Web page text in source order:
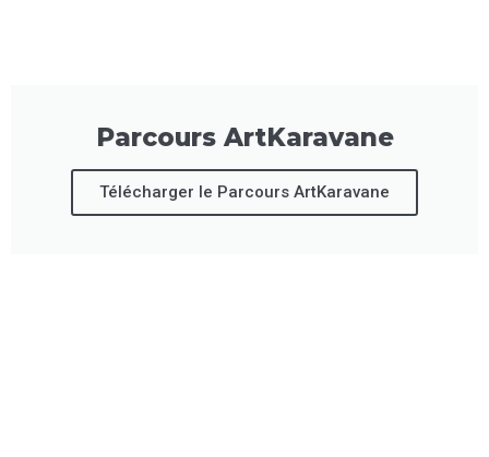
Parcours ArtKaravane
Télécharger le Parcours ArtKaravane